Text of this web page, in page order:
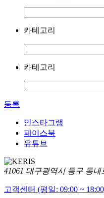
카테고리
카테고리
등록
인스타그램
페이스북
유튜브
41061 대구광역시 동구 동내
고객센터 (평일: 09:00 ~